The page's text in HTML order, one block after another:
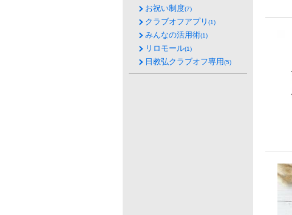
お祝い制度(7)
クラブオフアプリ (1)
みんなの活用術(1)
リロモール(1)
日教弘クラブオフ専用(5)